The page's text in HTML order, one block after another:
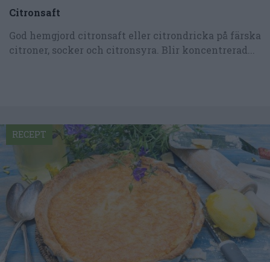
Citronsaft
God hemgjord citronsaft eller citrondricka på färska
citroner, socker och citronsyra. Blir koncentrerad...
RECEPT